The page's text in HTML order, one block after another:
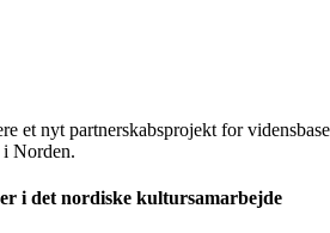
et nyt partnerskabsprojekt for
Norden.
i det nordiske kultursamarbejde